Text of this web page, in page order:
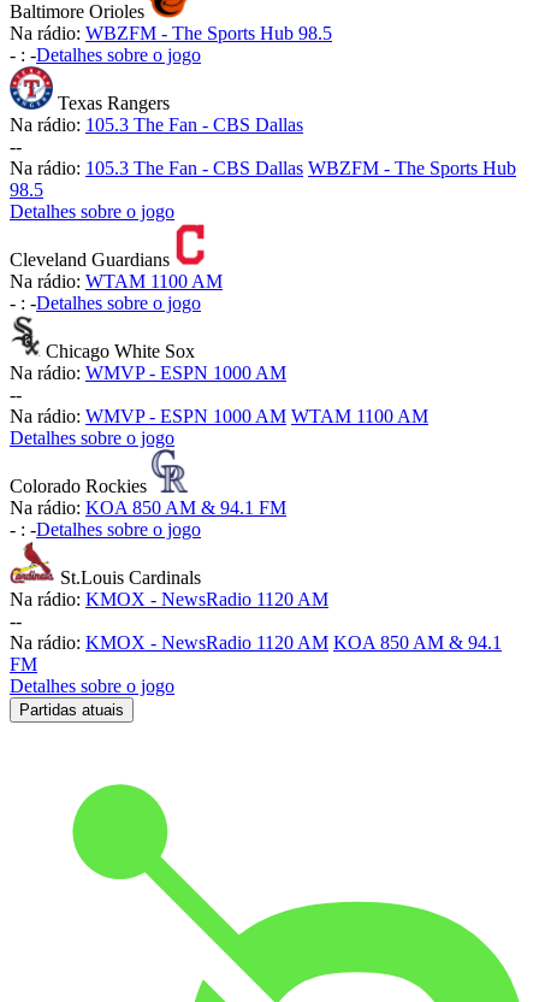
Baltimore Orioles
Na rádio: WBZFM - The Sports Hub 98.5
- : -Detalhes sobre o jogo
Texas Rangers
Na rádio: 105.3 The Fan - CBS Dallas
--
Na rádio: 105.3 The Fan - CBS Dallas WBZFM - The Sports Hub
98.5
Detalhes sobre o jogo
Cleveland Guardians
Na rádio: WTAM 1100 AM
- : -Detalhes sobre o jogo
Chicago White Sox
Na rádio: WMVP - ESPN 1000 AM
--
Na rádio: WMVP - ESPN 1000 AM WTAM 1100 AM
Detalhes sobre o jogo
Colorado Rockies
Na rádio: KOA 850 AM & 94.1 FM
- : -Detalhes sobre o jogo
St.Louis Cardinals
Na rádio: KMOX - NewsRadio 1120 AM
--
Na rádio: KMOX - NewsRadio 1120 AM KOA 850 AM & 94.1
FM
Detalhes sobre o jogo
Partidas atuais